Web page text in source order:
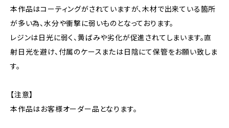
本作品はコーティングがされていますが、木材で出来ている箇所
が多い為、水分や衝撃に弱いものとなっております。
レジンは日光に弱く、黄ばみや劣化が促進されてしまいます。直
射日光を避け、付属のケースまたは日陰にて保管をお願い致しま
す。
【注意】
本作品はお客様オーダー品となります。